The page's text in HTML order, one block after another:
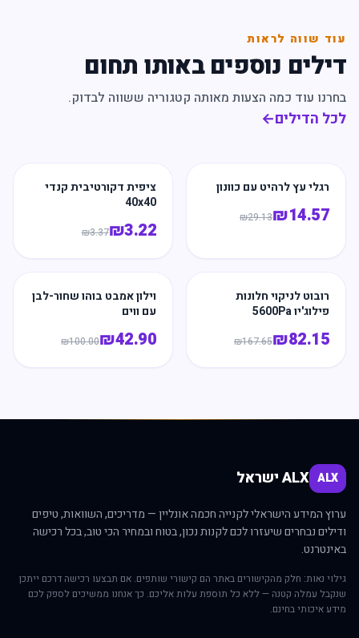
עוד שווה לראות
דילים נוספים באותו תחום
בחרנו עוד כמה הצעות מאותה קטגוריה ששווה לבדוק.
לכל הדילים←
רגלי עץ לרהיט עם כוונון
₪14.57
₪29.13
ציפית דקורטיבית קנדי
40x40
₪3.22
₪3.37
רובוט לניקוי חלונות
פילוג'יו 5600Pa
₪82.15
₪167.65
וילון אמבט בוהו שחור-לבן
עם ווים
₪42.90
₪100.00
ALX ALX ישראל
ערוץ המידע הישראלי לקנייה חכמה אונליין — מדריכים, השוואות, טיפים
ודילים נבחרים שיעזרו לכם לקנות נכון, בטוח ובמחיר הכי טוב, בכל רכישה
באינטרנט.
גילוי נאות: חלק מהקישורים באתר הם קישורי שותפים. אם תבצעו רכישה דרכם ייתכן
שנקבל עמלה קטנה — ללא כל תוספת עלות אליכם. כך אנחנו ממשיכים לספק לכם
מידע איכותי בחינם.